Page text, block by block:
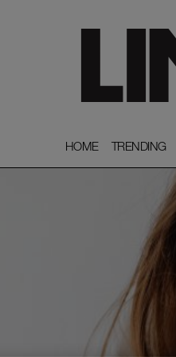
HOME
HOME TRENDING
TRENDING